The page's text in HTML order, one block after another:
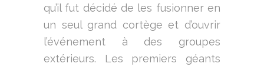
qu’il fut décidé de les fusionner en
un seul grand cortège et d’ouvrir
l’événement à des groupes
extérieurs. Les premiers géants